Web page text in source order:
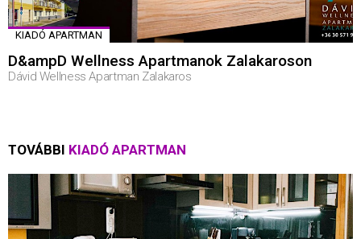
KIADÓ APARTMAN
D&ampD Wellness Apartmanok Zalakaroson
Dávid Wellness Apartman Zalakaros
TOVÁBBI KIADÓ APARTMAN